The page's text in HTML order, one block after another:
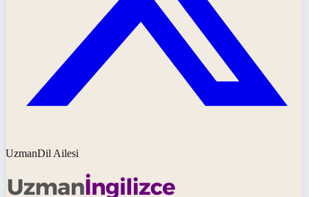
UzmanDil Ailesi